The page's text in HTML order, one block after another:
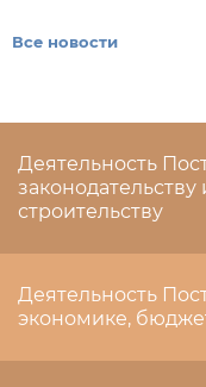
Все новости
Деятельность
строительству
Деятельность
экономике,